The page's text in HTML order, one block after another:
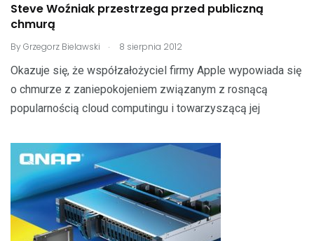
Steve Woźniak przestrzega przed publiczną
chmurą
ByGrzegorz Bielawski . 8 sierpnia 2012
Okazuje się, że współzałożyciel firmy Apple wypowiada się
o chmurze z zaniepokojeniem związanym z rosnącą
popularnością cloud computingu i towarzyszącą jej